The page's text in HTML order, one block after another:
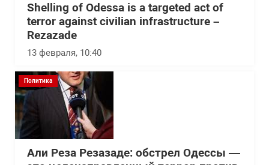
Shelling of Odessa is a targeted act of
terror against civilian infrastructure –
Rezazade
13 февраля, 10:40
Политика
Али Реза Резазаде: обстрел Одессы —